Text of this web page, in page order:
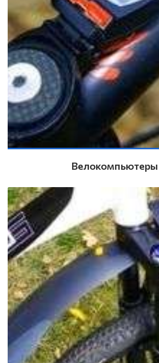
Велокомпьютеры